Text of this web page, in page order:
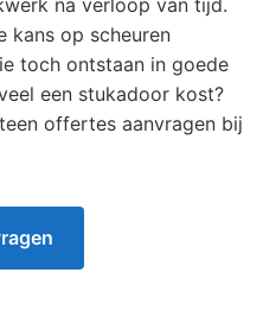
kans op scheuren
toch ontstaan in goede
een stukadoor kost?
offertes aanvragen bij